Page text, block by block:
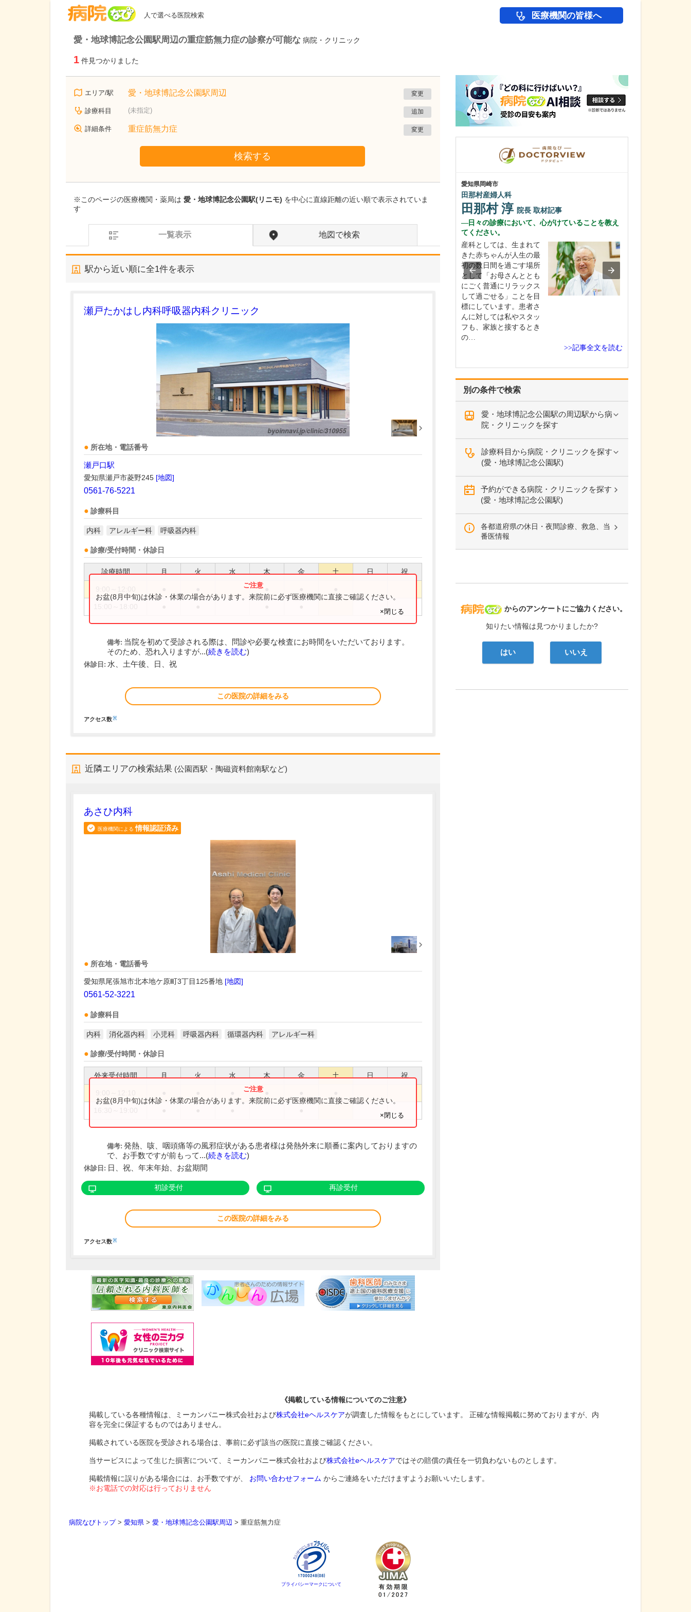
人で選べる医院検索 医療機関の皆様へ
愛・地球博記念公園駅周辺の重症筋無力症の診察が可能な 病院・クリニック
1 件見つかりました
エリア/駅 愛・地球博記念公園駅周辺 変更
診療科目 (未指定) 追加
詳細条件 重症筋無力症 変更
検索する
※このページの医療機関・薬局は 愛・地球博記念公園駅(リニモ) を中心に直線距離の近い順で表示されていま
す
一覧表示 地図で検索
駅から近い順に全1件を表示
瀬戸たかはし内科呼吸器内科クリニック
所在地・電話番号
瀬戸口駅
愛知県瀬戸市菱野245 [地図]
0561-76-5221
診療科目
内科 アレルギー科 呼吸器内科
診療/受付時間・休診日
診療時間 月 火 水 木 金 土 日 祝
お盆(8月中旬)は休診・休業の場合があります。来院前に必ず医療機関に直接ご確認ください。
×閉じる
備考: 当院を初めて受診される際は、問診や必要な検査にお時間をいただいております。
そのため、恐れ入りますが...(続きを読む)
休診日: 水、土午後、日、祝
この医院の詳細をみる
アクセス数※
近隣エリアの検索結果 (公園西駅・陶磁資料館南駅など)
あさひ内科
医療機関による 情報認証済み
所在地・電話番号
愛知県尾張旭市北本地ケ原町3丁目125番地 [地図]
0561-52-3221
診療科目
内科 消化器内科 小児科 呼吸器内科 循環器内科 アレルギー科
診療/受付時間・休診日
外来受付時間 月 火 水 木 金 土 日 祝
お盆(8月中旬)は休診・休業の場合があります。来院前に必ず医療機関に直接ご確認ください。
×閉じる
備考: 発熱、咳、咽頭痛等の風邪症状がある患者様は発熱外来に順番に案内しておりますの
で、お手数ですが前もって...(続きを読む)
休診日: 日、祝、年末年始、お盆期間
初診受付 再診受付
この医院の詳細をみる
アクセス数※
別の条件で検索
愛・地球博記念公園駅の周辺駅から病
院・クリニックを探す
診療科目から病院・クリニックを探す
(愛・地球博記念公園駅)
予約ができる病院・クリニックを探す
(愛・地球博記念公園駅)
各都道府県の休日・夜間診療、救急、当
番医情報
病院なび
からのアンケートにご協力ください。
知りたい情報は見つかりましたか?
はい いいえ
愛知県岡崎市
田那村産婦人科
田那村 淳 院長 取材記事
日々の診療において、心がけていることを教え
てください。
産科としては、生まれて
きた赤ちゃんが人生の最
初の数日間を過ごす場所
として「お母さんととも
にごく普通にリラックス
して過ごせる」ことを目
標にしています。患者さ
んに対しては私やスタッ
フも、家族と接するとき
の…
>>記事全文を読む
兵庫県神戸市中央区
トアロードクリニック
日々の診療で先生が心がけていることを教えて
ください。
「アレルギー疾患で悩む
患者さんは全員治す。ど
取り組まれる患者さんに
対…
《掲載している情報についてのご注意》
掲載している各種情報は、ミーカンパニー株式会社および株式会社eヘルスケアが調査した情報をもとにしています。 正確な情報掲載に努めておりますが、内
容を完全に保証するものではありません。
掲載されている医院を受診される場合は、事前に必ず該当の医院に直接ご確認ください。
当サービスによって生じた損害について、ミーカンパニー株式会社および株式会社eヘルスケアではその賠償の責任を一切負わないものとします。
掲載情報に誤りがある場合には、お手数ですが、 お問い合わせフォーム からご連絡をいただけますようお願いいたします。
※お電話での対応は行っておりません
病院なびトップ> 愛知県 > 愛・地球博記念公園駅周辺 > 重症筋無力症
プライバシーマークについて